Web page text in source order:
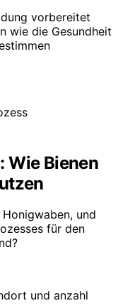
vorbereitet
wie die Gesundheit
Wie Bienen
und
für den